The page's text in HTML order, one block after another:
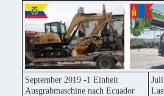
September 2019 -1 Einheit
Ausgrabmaschine nach Ecuador